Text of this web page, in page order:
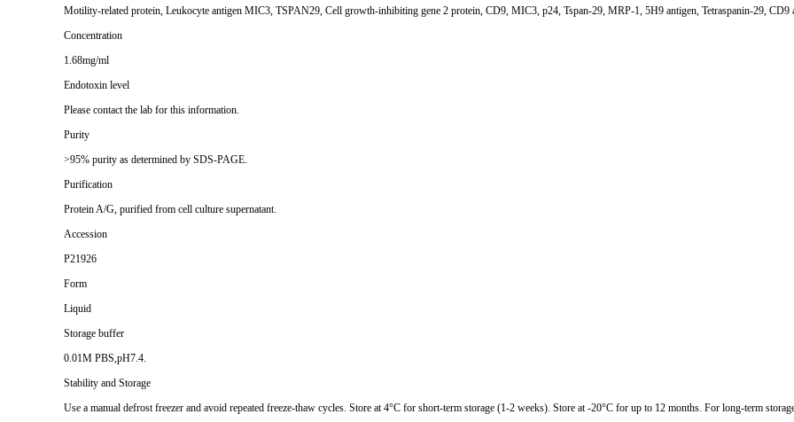
Motility-related protein, Leukocyte antigen MIC3, TSPAN29, Cell growth-inhibiting gene 2 protein, CD9, MIC3, p24, Tspan-29, MRP-1, 5H9 antigen, Tetraspanin-29, CD9
Concentration
1.68mg/ml
Endotoxin level
Please contact the lab for this information.
Purity
>95% purity as determined by SDS-PAGE.
Purification
Protein A/G, purified from cell culture supernatant.
Accession
P21926
Form
Liquid
Storage buffer
0.01M PBS,pH7.4.
Stability and Storage
Use a manual defrost freezer and avoid repeated freeze-thaw cycles. Store at 4°C for short-term storage (1-2 weeks). Store at -20°C for up to 12 months. For long-term